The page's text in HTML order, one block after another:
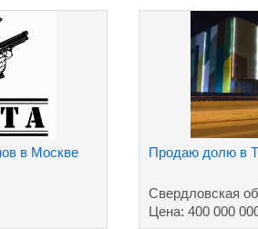
в Москве Продаю долю в
Свердловская
Цена: 400 000